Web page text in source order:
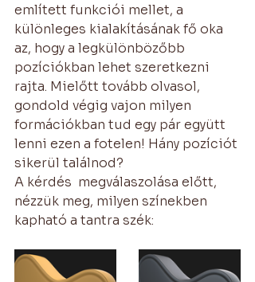
említett funkciói mellet, a
különleges kialakításának fő oka
az, hogy a legkülönbözőbb
pozíciókban lehet szeretkezni
rajta. Mielőtt tovább olvasol,
gondold végig vajon milyen
formációkban tud egy pár együtt
lenni ezen a fotelen! Hány pozíciót
sikerül találnod?
A kérdés  megválaszolása előtt,
nézzük meg, milyen színekben
kapható a tantra szék: